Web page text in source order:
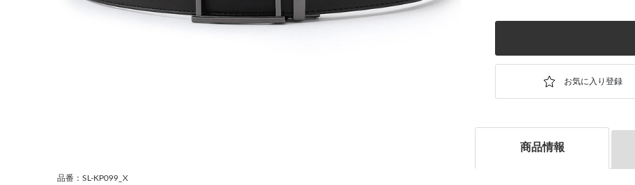
品番：SL-KP099_X
商品情報